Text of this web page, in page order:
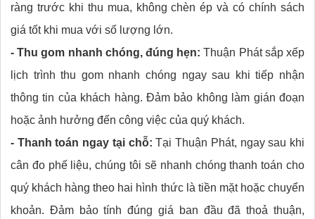
ràng trước khi thu mua, không chèn ép và có chính sách
giá tốt khi mua với số lượng lớn.
- Thu gom nhanh chóng, đúng hẹn: Thuận Phát sắp xếp
lịch trình thu gom nhanh chóng ngay sau khi tiếp nhận
thông tin của khách hàng. Đảm bảo không làm gián đoạn
hoặc ảnh hưởng đến công việc của quý khách.
- Thanh toán ngay tại chỗ:Tại Thuận Phát, ngay sau khi
cân đo phế liệu, chúng tôi sẽ nhanh chóng thanh toán cho
quý khách hàng theo hai hình thức là tiền mặt hoặc chuyển
khoản. Đảm bảo tính đúng giá ban đầu đã thoả thuận,